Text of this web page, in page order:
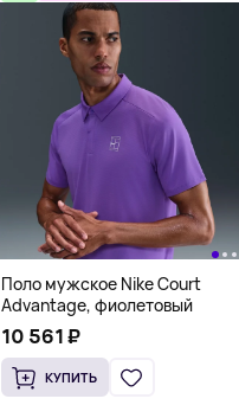
Поло мужское Nike Court
Advantage, фиолетовый
10 561 ₽
КУПИТЬ